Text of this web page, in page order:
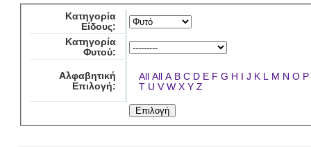
Κατηγορία
Είδους:
Κατηγορία
Φυτού:
Αλφαβητική
Επιλογή:
All All A B C D E F G H I J K L M N O P
T U V W X Y Z